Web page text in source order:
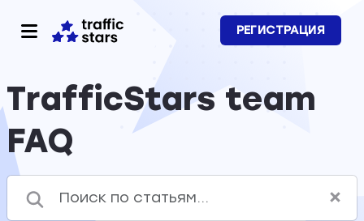
РЕГИСТРАЦИЯ
TrafficStars team
FAQ